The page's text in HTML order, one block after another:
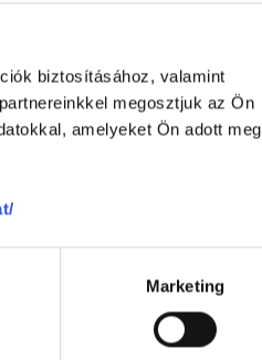
biztosításához, valamint
megosztjuk az Ön
amelyeket Ön adott meg
Marketing
vizsgálat
konzultáció
testösszetétel analízissel
étrend (1 hetes)